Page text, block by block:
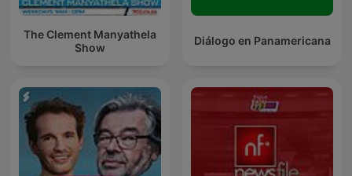
The Clement Manyathela
Show
Diálogo en Panamericana